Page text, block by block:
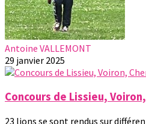
Antoine VALLEMONT
29 janvier 2025
Concours de Lissieu,
23 lions se sont rendus sur